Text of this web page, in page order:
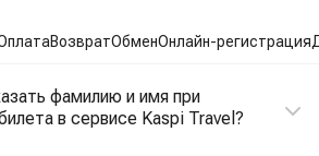
ВозвратОбменОнлайн-регистрация
фамилию и имя при
в сервисе Kaspi Travel?